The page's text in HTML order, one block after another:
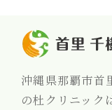
沖縄県那覇市首
の杜クリニック